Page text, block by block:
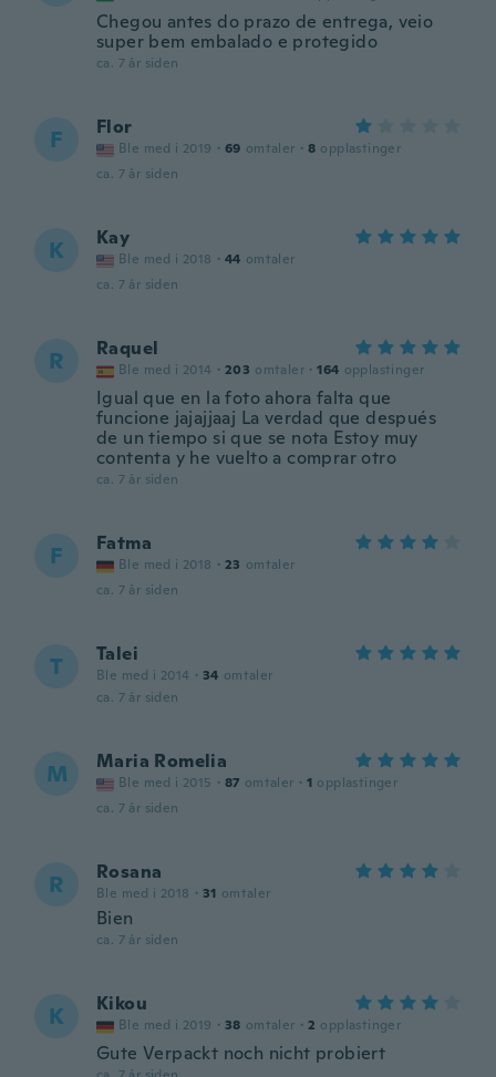
Chegou antes do prazo de entrega, veio
super bem embalado e protegido
ca. 7 år siden
F Flor
Ble med i 2019 · 69 omtaler · 8 opplastinger
ca. 7 år siden
K Kay
Ble med i 2018 · 44 omtaler
ca. 7 år siden
R Raquel
Ble med i 2014 · 203 omtaler · 164 opplastinger
Igual que en la foto ahora falta que
funcione jajajjaaj La verdad que después
de un tiempo si que se nota Estoy muy
contenta y he vuelto a comprar otro
ca. 7 år siden
F Fatma
Ble med i 2018 · 23 omtaler
ca. 7 år siden
T Talei
Ble med i 2014 · 34 omtaler
ca. 7 år siden
M Maria Romelia
Ble med i 2015 · 87 omtaler · 1 opplastinger
ca. 7 år siden
R Rosana
Ble med i 2018 · 31 omtaler
Bien
ca. 7 år siden
K Kikou
Ble med i 2019 · 38 omtaler · 2 opplastinger
Gute Verpackt noch nicht probiert